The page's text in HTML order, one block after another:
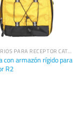
ACCESORIOS PARA RECEPTOR CATALYST DA2
con armazón rígido para
R2